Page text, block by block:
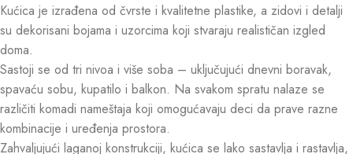
Kućica je izrađena od čvrste i kvalitetne plastike, a zidovi i detalji
su dekorisani bojama i uzorcima koji stvaraju realističan izgled
doma.
Sastoji se od tri nivoa i više soba – uključujući dnevni boravak,
spavaću sobu, kupatilo i balkon. Na svakom spratu nalaze se
različiti komadi nameštaja koji omogućavaju deci da prave razne
kombinacije i uređenja prostora.
Zahvaljujući laganoj konstrukciji, kućica se lako sastavlja i rastavlja,